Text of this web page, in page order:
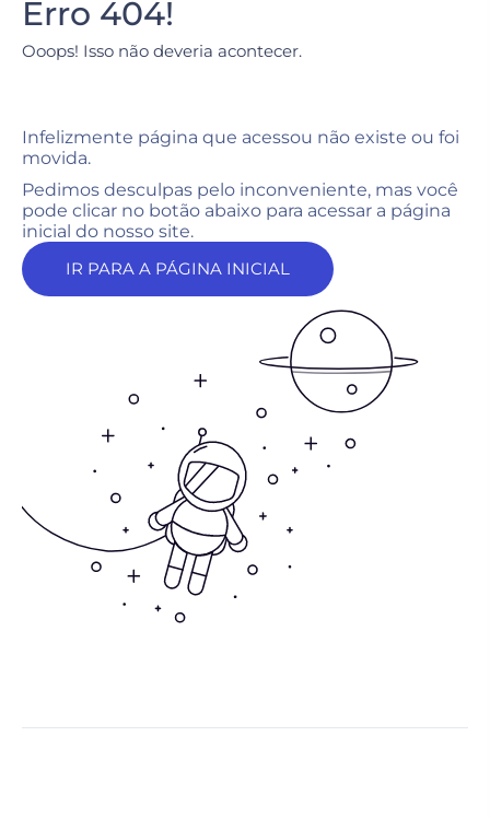
Erro 404!
Ooops! Isso não deveria acontecer.
Infelizmente página que acessou não existe ou foi
movida.
Pedimos desculpas pelo inconveniente, mas você
pode clicar no botão abaixo para acessar a página
inicial do nosso site.
IR PARA A PÁGINA INICIAL